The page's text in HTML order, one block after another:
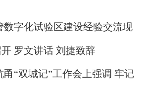
数字化试验区建设经验交流现
罗文讲话 刘捷致辞
甬“双城记”工作会上强调 牢记